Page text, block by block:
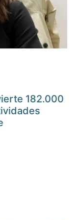
182.000